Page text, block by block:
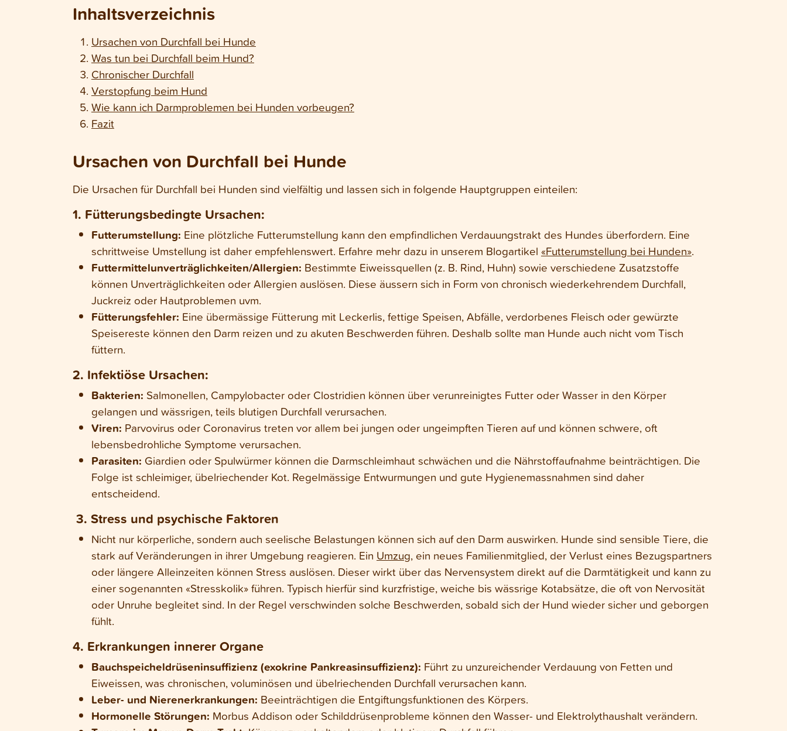
Inhaltsverzeichnis
Ursachen von Durchfall bei Hunde
Was tun bei Durchfall beim Hund?
Chronischer Durchfall
Verstopfung beim Hund
Wie kann ich Darmproblemen bei Hunden vorbeugen?
Fazit
Ursachen von Durchfall bei Hunde
Die Ursachen für Durchfall bei Hunden sind vielfältig und lassen sich in folgende Hauptgruppen einteilen:
1. Fütterungsbedingte Ursachen:
Futterumstellung: Eine plötzliche Futterumstellung kann den empfindlichen Verdauungstrakt des Hundes überfordern. Eine
schrittweise Umstellung ist daher empfehlenswert. Erfahre mehr dazu in unserem Blogartikel «Futterumstellung bei Hunden».
Futtermittelunverträglichkeiten/Allergien: Bestimmte Eiweissquellen (z. B. Rind, Huhn) sowie verschiedene Zusatzstoffe
können Unverträglichkeiten oder Allergien auslösen. Diese äussern sich in Form von chronisch wiederkehrendem Durchfall,
Juckreiz oder Hautproblemen uvm.
Fütterungsfehler: Eine übermässige Fütterung mit Leckerlis, fettige Speisen, Abfälle, verdorbenes Fleisch oder gewürzte
Speisereste können den Darm reizen und zu akuten Beschwerden führen. Deshalb sollte man Hunde auch nicht vom Tisch
füttern.
2. Infektiöse Ursachen:
Bakterien: Salmonellen, Campylobacter oder Clostridien können über verunreinigtes Futter oder Wasser in den Körper
gelangen und wässrigen, teils blutigen Durchfall verursachen.
Viren: Parvovirus oder Coronavirus treten vor allem bei jungen oder ungeimpften Tieren auf und können schwere, oft
lebensbedrohliche Symptome verursachen.
Parasiten: Giardien oder Spulwürmer können die Darmschleimhaut schwächen und die Nährstoffaufnahme beinträchtigen. Die
Folge ist schleimiger, übelriechender Kot. Regelmässige Entwurmungen und gute Hygienemassnahmen sind daher
entscheidend.
3. Stress und psychische Faktoren
Nicht nur körperliche, sondern auch seelische Belastungen können sich auf den Darm auswirken. Hunde sind sensible Tiere, die
stark auf Veränderungen in ihrer Umgebung reagieren. Ein Umzug, ein neues Familienmitglied, der Verlust eines Bezugspartners
oder längere Alleinzeiten können Stress auslösen. Dieser wirkt über das Nervensystem direkt auf die Darmtätigkeit und kann zu
einer sogenannten «Stresskolik» führen. Typisch hierfür sind kurzfristige, weiche bis wässrige Kotabsätze, die oft von Nervosität
oder Unruhe begleitet sind. In der Regel verschwinden solche Beschwerden, sobald sich der Hund wieder sicher und geborgen
fühlt.
4. Erkrankungen innerer Organe
Bauchspeicheldrüseninsuffizienz (exokrine Pankreasinsuffizienz): Führt zu unzureichender Verdauung von Fetten und
Eiweissen, was chronischen, voluminösen und übelriechenden Durchfall verursachen kann.
Leber- und Nierenerkrankungen: Beeinträchtigen die Entgiftungsfunktionen des Körpers.
Hormonelle Störungen: Morbus Addison oder Schilddrüsenprobleme können den Wasser- und Elektrolythaushalt verändern.